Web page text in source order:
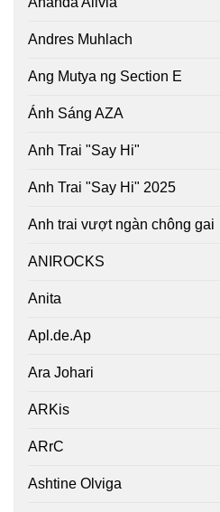
Andres Muhlach
Ang Mutya ng Section E
Ánh Sáng AZA
Anh Trai "Say Hi"
Anh Trai "Say Hi" 2025
Anh trai vượt ngàn chông gai
ANIROCKS
Anita
Apl.de.Ap
Ara Johari
ARKis
ARrC
Ashtine Olviga